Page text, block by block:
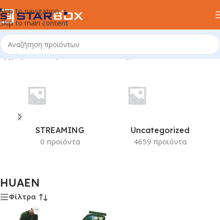
Skip to navigation
Skip to main content
Αρχική σελίδα/Προϊόν Κατασκευαστής/HUAEN
STREAMING
0 προϊόντα
Uncategorized
4659 προϊόντα
HUAEN
Φίλτρα